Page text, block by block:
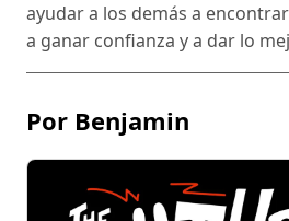
ayudar a los demás a
a ganar confianza y a dar lo
Por Benjamin